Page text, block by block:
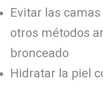
Evitar las
otros métodos
bronceado
Hidratar la piel